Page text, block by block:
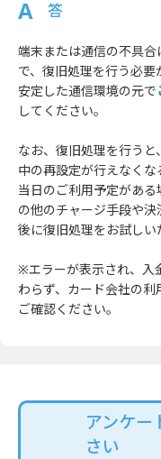
端末または通信の不具
で、復旧処理を行う必要
安定した通信環境の元で
してください。
なお、復旧処理を行う
中の再設定が行えなくな
当日のご利用予定があ
の他のチャージ手段や
後に復旧処理をお試しい
※エラーが表示され、入
わらず、カード会社の
ご確認ください。
アンケー
さい